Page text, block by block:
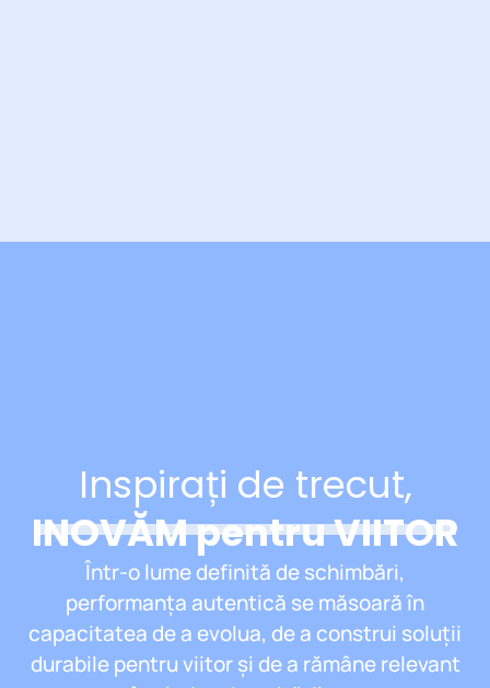
Inspirați de trecut,
INOVĂM pentru VIITOR
Într-o lume definită de schimbări,
performanța autentică se măsoară în
capacitatea de a evolua, de a construi soluții
durabile pentru viitor și de a rămâne relevant